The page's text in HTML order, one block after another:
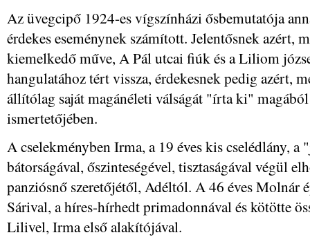
Az üvegcipő 1924-es vígszínházi ősbemutatója
érdekes eseménynek számított. Jelentősnek azért,
kiemelkedő műve, A Pál utcai fiúk és a Liliom
hangulatához tért vissza, érdekesnek pedig azért,
állítólag saját magánéleti válságát "írta ki"
ismertetőjében.
A cselekményben Irma, a 19 éves kis cselédlány,
bátorságával, őszinteségével, tisztaságával végül
panziósnő szeretőjétől, Adéltól. A 46 éves Molnár
Sárival, a híres-hírhedt primadonnával és kötötte
Lilivel, Irma első alakítójával.